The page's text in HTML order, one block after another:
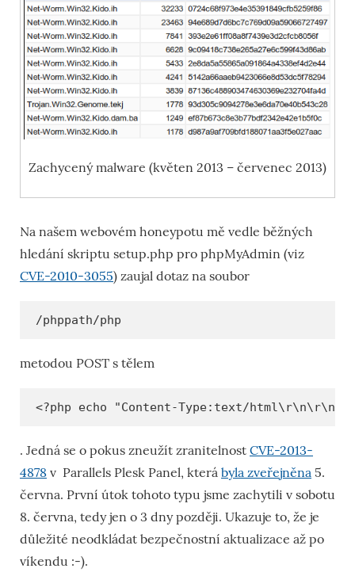
Zachycený malware (květen 2013 – červenec 2013)
Na našem webovém honeypotu mě vedle běžných
hledání skriptu setup.php pro phpMyAdmin (viz
CVE-2010-3055) zaujal dotaz na soubor
/phppath/php
metodou POST s tělem
<?php echo "Content-Type:text/
. Jedná se o pokus zneužít zranitelnost CVE-2013-
4878 v Parallels Plesk Panel, která byla zveřejněna 5.
června. První útok tohoto typu jsme zachytili v sobotu
8. června, tedy jen o 3 dny později. Ukazuje to, že je
důležité neodkládat bezpečnostní aktualizace až po
víkendu :-).